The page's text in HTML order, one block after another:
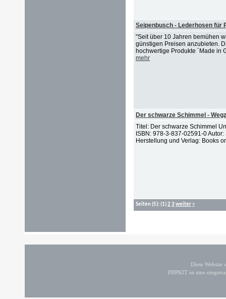
Seipenbusch - Lederhosen für
"Seit über 10 Jahren bemühen
günstigen Preisen anzubieten.
hochwertige Produkte ´Made in
mehr
Der schwarze Schimmel -
Titel: Der schwarze Schimmel
ISBN: 978-3-837-02591-0
Herstellung und Verlag: Books
Seiten(5): (1)2 3 weiter >
Diese
PHPKIT ist eine